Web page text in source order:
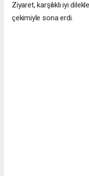
Ziyaret, karşılıklı iyi
çekimiyle sona erdi.